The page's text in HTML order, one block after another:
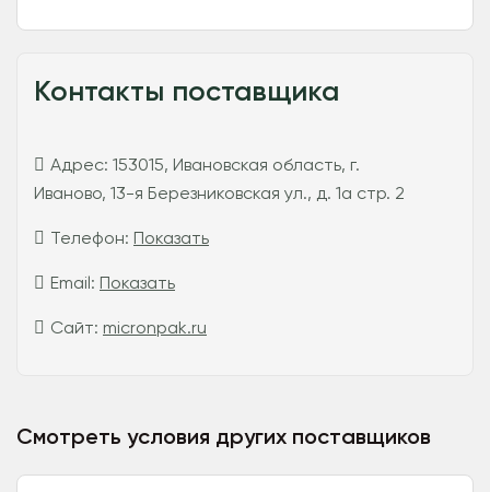
Контакты поставщика
Адрес: 153015, Ивановская область, г.
Иваново, 13-я Березниковская ул., д. 1а стр. 2
Телефон: Показать
Email: Показать
Сайт: micronpak.ru
Смотреть условия других поставщиков